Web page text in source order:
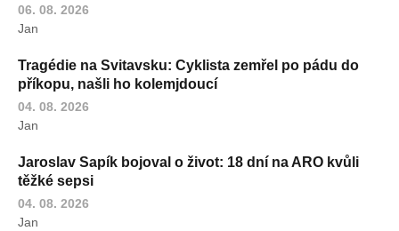
06. 08. 2026
Jan
Tragédie na Svitavsku: Cyklista zemřel po pádu do
příkopu, našli ho kolemjdoucí
04. 08. 2026
Jan
Jaroslav Sapík bojoval o život: 18 dní na ARO kvůli
těžké sepsi
04. 08. 2026
Jan